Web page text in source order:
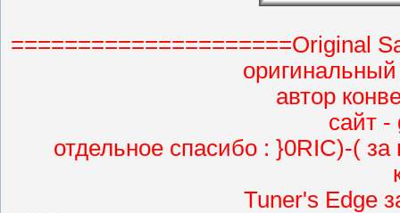
=====================Original
автор
сайт -
отдельное спасибо : }0RIC)-(
Tuner's Edge